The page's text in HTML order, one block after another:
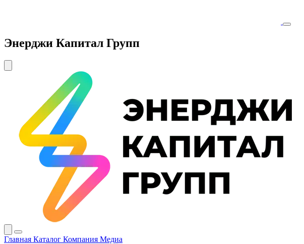
Энерджи Капитал Групп
Главная Каталог Компания Медиа